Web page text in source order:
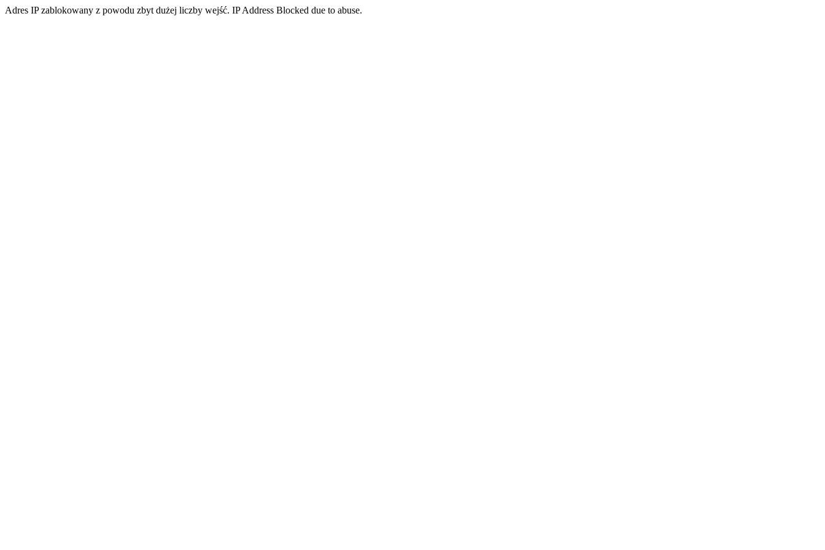
Adres IP zablokowany z powodu zbyt dużej liczby wejść. IP Address Blocked due to abuse.